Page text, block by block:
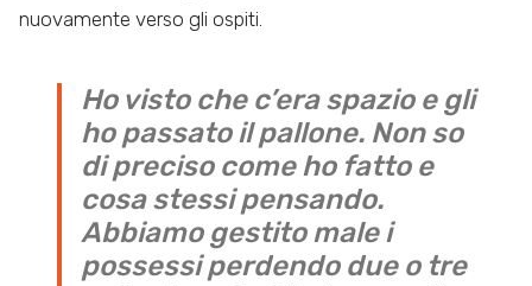
nuovamente verso gli ospiti.
Ho visto che c’era spazio e gli
ho passato il pallone. Non so
di preciso come ho fatto e
cosa stessi pensando.
Abbiamo gestito male i
possessi perdendo due o tre